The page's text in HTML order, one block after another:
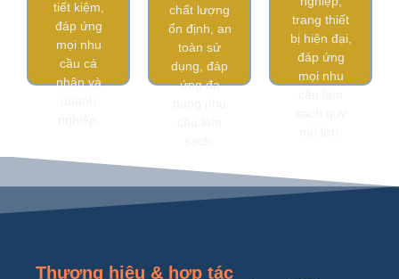
tiết kiệm,
đáp ứng
mọi nhu
cầu cá
nhân và
chất lượng
ổn định, an
toàn sử
dụng, đáp
ứng đa
trang thiết
bị hiện đại,
đáp ứng
mọi nhu
nghiệp
Thương hiệu & hợp tác